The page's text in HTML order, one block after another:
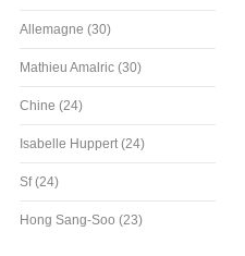
Allemagne (30)
Mathieu Amalric (30)
Chine (24)
Isabelle Huppert (24)
Sf (24)
Hong Sang-Soo (23)